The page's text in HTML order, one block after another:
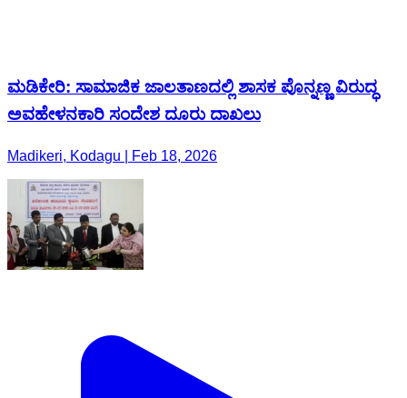
ಮಡಿಕೇರಿ: ಸಾಮಾಜಿಕ ಜಾಲತಾಣದಲ್ಲಿ ಶಾಸಕ ಪೊನ್ನಣ್ಣ ವಿರುದ್ಧ
ಅವಹೇಳನಕಾರಿ ಸಂದೇಶ ದೂರು ದಾಖಲು
Madikeri, Kodagu | Feb 18, 2026